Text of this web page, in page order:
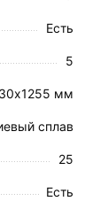
Есть
5
мм
сплав
25
Есть